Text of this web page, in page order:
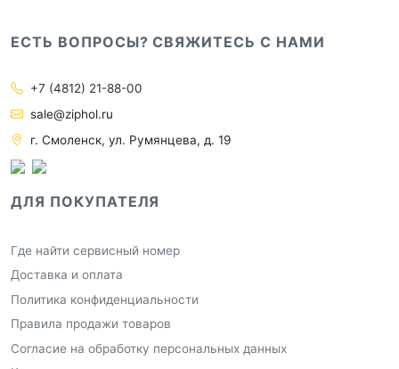
ЕСТЬ ВОПРОСЫ? СВЯЖИТЕСЬ С НАМИ
+7 (4812) 21-88-00
sale@ziphol.ru
г. Смоленск, ул. Румянцева, д. 19
ДЛЯ ПОКУПАТЕЛЯ
Где найти сервисный номер
Доставка и оплата
Политика конфиденциальности
Правила продажи товаров
Согласие на обработку персональных данных